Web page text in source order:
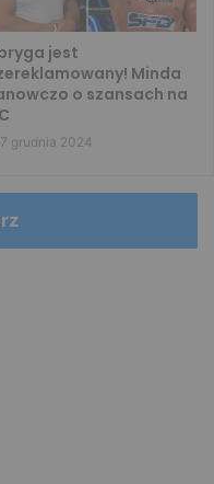
jest
Minda
o szansach na
grudnia 2024